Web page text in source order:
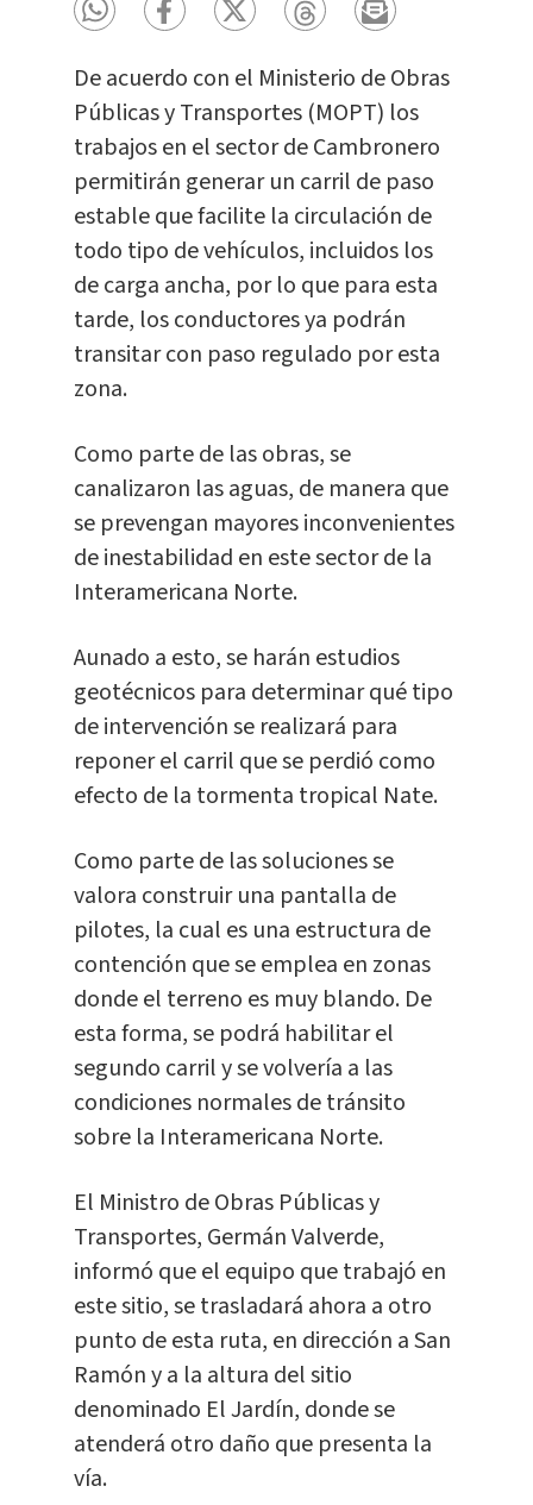
De acuerdo con el Ministerio de Obras
Públicas y Transportes (MOPT) los
trabajos en el sector de Cambronero
permitirán generar un carril de paso
estable que facilite la circulación de
todo tipo de vehículos, incluidos los
de carga ancha, por lo que para esta
tarde, los conductores ya podrán
transitar con paso regulado por esta
zona.
Como parte de las obras, se
canalizaron las aguas, de manera que
se prevengan mayores inconvenientes
de inestabilidad en este sector de la
Interamericana Norte.
Aunado a esto, se harán estudios
geotécnicos para determinar qué tipo
de intervención se realizará para
reponer el carril que se perdió como
efecto de la tormenta tropical Nate.
Como parte de las soluciones se
valora construir una pantalla de
pilotes, la cual es una estructura de
contención que se emplea en zonas
donde el terreno es muy blando. De
esta forma, se podrá habilitar el
segundo carril y se volvería a las
condiciones normales de tránsito
sobre la Interamericana Norte.
El Ministro de Obras Públicas y
Transportes, Germán Valverde,
informó que el equipo que trabajó en
este sitio, se trasladará ahora a otro
punto de esta ruta, en dirección a San
Ramón y a la altura del sitio
denominado El Jardín, donde se
atenderá otro daño que presenta la
vía.